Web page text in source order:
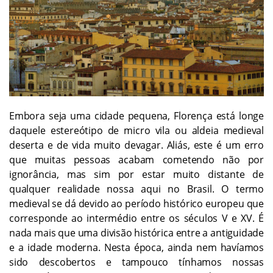
Embora seja uma cidade pequena, Florença está longe
daquele estereótipo de micro vila ou aldeia medieval
deserta e de vida muito devagar. Aliás, este é um erro
que muitas pessoas acabam cometendo não por
ignorância, mas sim por estar muito distante de
qualquer realidade nossa aqui no Brasil. O termo
medieval se dá devido ao período histórico europeu que
corresponde ao intermédio entre os séculos V e XV. É
nada mais que uma divisão histórica entre a antiguidade
e a idade moderna. Nesta época, ainda nem havíamos
sido descobertos e tampouco tínhamos nossas